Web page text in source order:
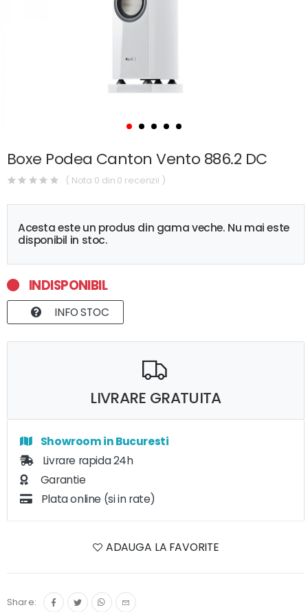
Boxe Podea Canton Vento 886.2 DC
( Nota 0 din 0 recenzii )
Acesta este un produs din gama veche. Nu mai este
disponibil in stoc.
INDISPONIBIL
INFO STOC
LIVRARE GRATUITA
Showroom in Bucuresti
Livrare rapida 24h
Garantie
Plata online (si in rate)
ADAUGA LA FAVORITE
Share: